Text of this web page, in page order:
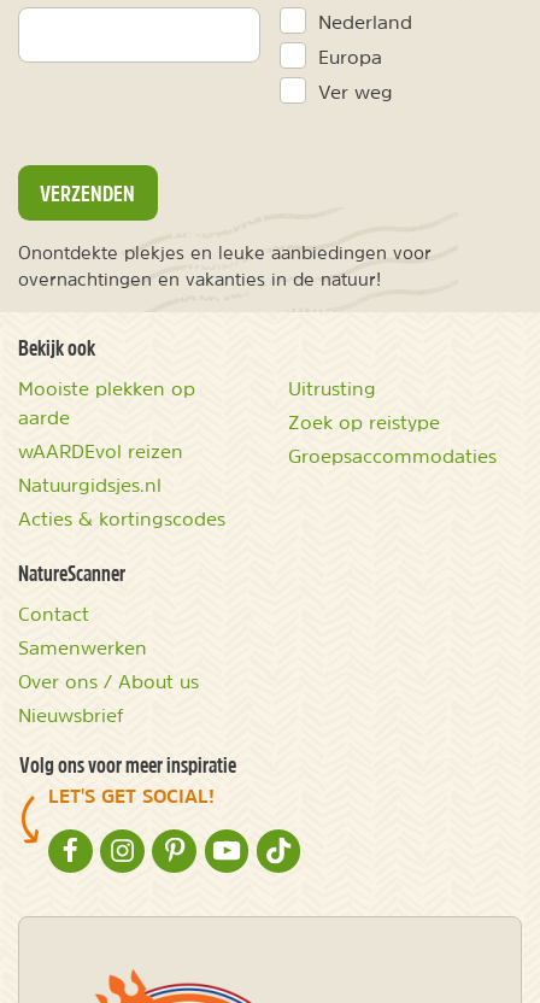
Nederland
Europa
Ver weg
VERZENDEN
Onontdekte plekjes en leuke aanbiedingen voor
overnachtingen en vakanties in de natuur!
Bekijk ook
Mooiste plekken op
aarde
wAARDEvol reizen
Natuurgidsjes.nl
Acties & kortingscodes
Uitrusting
Zoek op reistype
Groepsaccommodaties
NatureScanner
Contact
Samenwerken
Over ons / About us
Nieuwsbrief
Volg ons voor meer inspiratie
LET'S GET SOCIAL!
NATURESCANNER OP FACEBOOK
NATURESCANNER OP INSTAGRAM
NATURESCANNER OP PINTEREST
NATURESCANNER OP YOUTUBE
NATURESCANNER OP TIKTOK